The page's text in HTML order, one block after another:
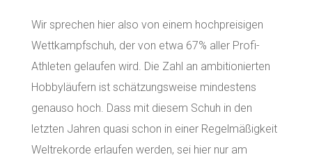
Wir sprechen hier also von einem hochpreisigen
Wettkampfschuh, der von etwa 67% aller Profi-
Athleten gelaufen wird. Die Zahl an ambitionierten
Hobbyläufern ist schätzungsweise mindestens
genauso hoch. Dass mit diesem Schuh in den
letzten Jahren quasi schon in einer Regelmäßigkeit
Weltrekorde erlaufen werden, sei hier nur am